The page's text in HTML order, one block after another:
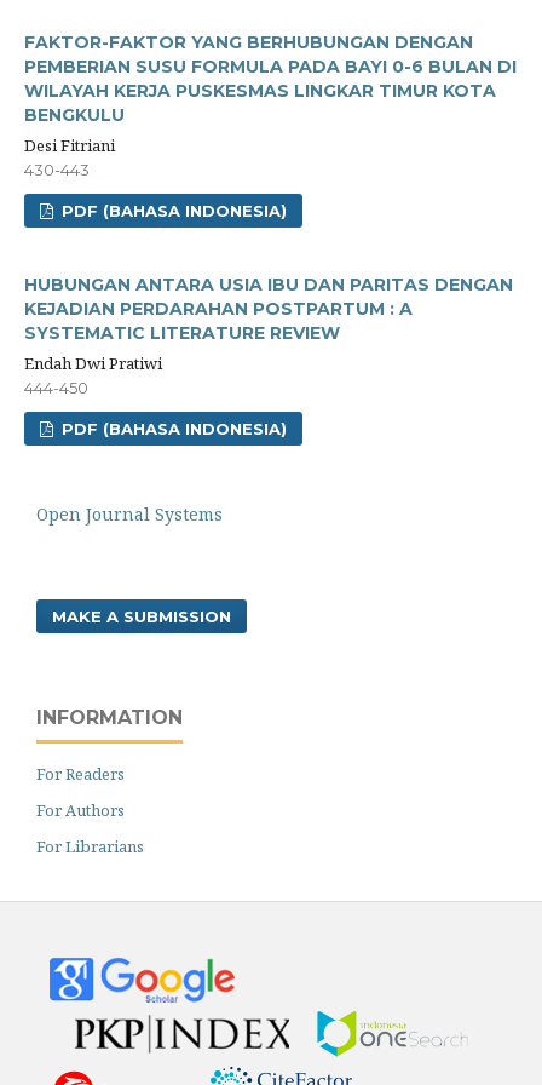
FAKTOR-FAKTOR YANG BERHUBUNGAN DENGAN
PEMBERIAN SUSU FORMULA PADA BAYI 0-6 BULAN DI
WILAYAH KERJA PUSKESMAS LINGKAR TIMUR KOTA
BENGKULU
Desi Fitriani
430-443
PDF (BAHASA INDONESIA)
HUBUNGAN ANTARA USIA IBU DAN PARITAS DENGAN
KEJADIAN PERDARAHAN POSTPARTUM : A
SYSTEMATIC LITERATURE REVIEW
Endah Dwi Pratiwi
444-450
PDF (BAHASA INDONESIA)
Open Journal Systems
MAKE A SUBMISSION
INFORMATION
For Readers
For Authors
For Librarians